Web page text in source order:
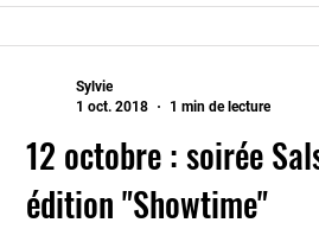
12 octobre : soirée
édition "Showtime"
Sylvie
1 oct. 2018
1 min de lecture